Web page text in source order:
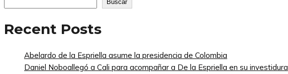
Buscar
Recent Posts
Abelardo de la Espriella asume la presidencia de Colombia
Daniel Noboallegó a Cali para acompañar a De la Espriella en su investidura